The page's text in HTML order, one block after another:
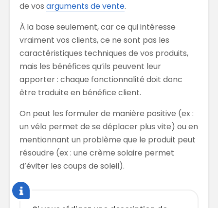
de vos arguments de vente.
À la base seulement, car ce qui intéresse
vraiment vos clients, ce ne sont pas les
caractéristiques techniques de vos produits,
mais les bénéfices qu’ils peuvent leur
apporter : chaque fonctionnalité doit donc
être traduite en bénéfice client.
On peut les formuler de manière positive (ex :
un vélo permet de se déplacer plus vite) ou en
mentionnant un problème que le produit peut
résoudre (ex : une crème solaire permet
d’éviter les coups de soleil).